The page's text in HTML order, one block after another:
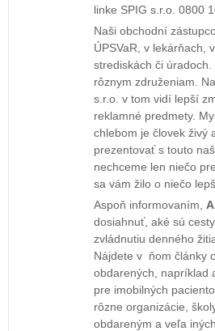
linke SPIG s.r.o. 0800
Naši obchodní
ÚPSVaR, v lekárňach,
strediskách či
rôznym združeniam.
s.r.o. v tom vidí lepší
reklamné predmety.
chlebom je človek živý
prezentovať s touto
nechceme len niečo
sa vám žilo o niečo
Aspoň informovaním,
dosiahnuť, aké sú
zvládnutiu denného
Nájdete v ňom články
obdarených, napríklad
pre imobilných
rôzne organizácie,
obdareným a veľa